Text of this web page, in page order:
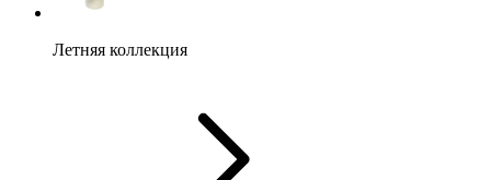
Летняя коллекция